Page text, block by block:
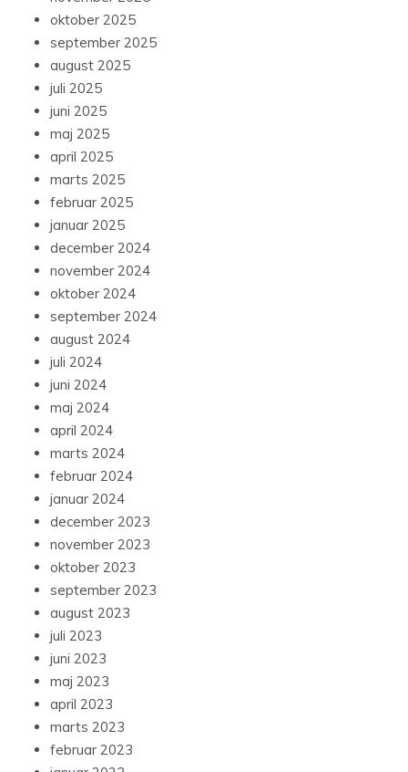
oktober 2025
september 2025
august 2025
juli 2025
juni 2025
maj 2025
april 2025
marts 2025
februar 2025
januar 2025
december 2024
november 2024
oktober 2024
september 2024
august 2024
juli 2024
juni 2024
maj 2024
april 2024
marts 2024
februar 2024
januar 2024
december 2023
november 2023
oktober 2023
september 2023
august 2023
juli 2023
juni 2023
maj 2023
april 2023
marts 2023
februar 2023